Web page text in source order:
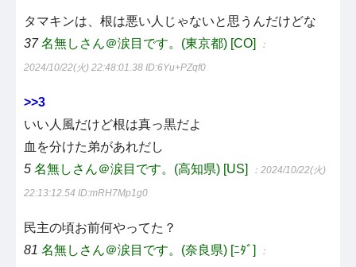
タマキンは、根は悪い人じゃないと思うんだけどな
37 名無しさん＠涙目です。(東京都) [CO] ：
2024/10/22(火) 22:48:01.38 ID:6Yu+PZqf0
>>3
いい人風だけど根は真っ黒だよ
血を分けた弟があれだし
5 名無しさん＠涙目です。(高知県) [US] ：2024/10/22(火)
22:13:12.54 ID:mRH7Mp1g0
民主の頃お前何やってた？
81 名無しさん＠涙目です。(奈良県) [ﾆﾀﾞ] ：